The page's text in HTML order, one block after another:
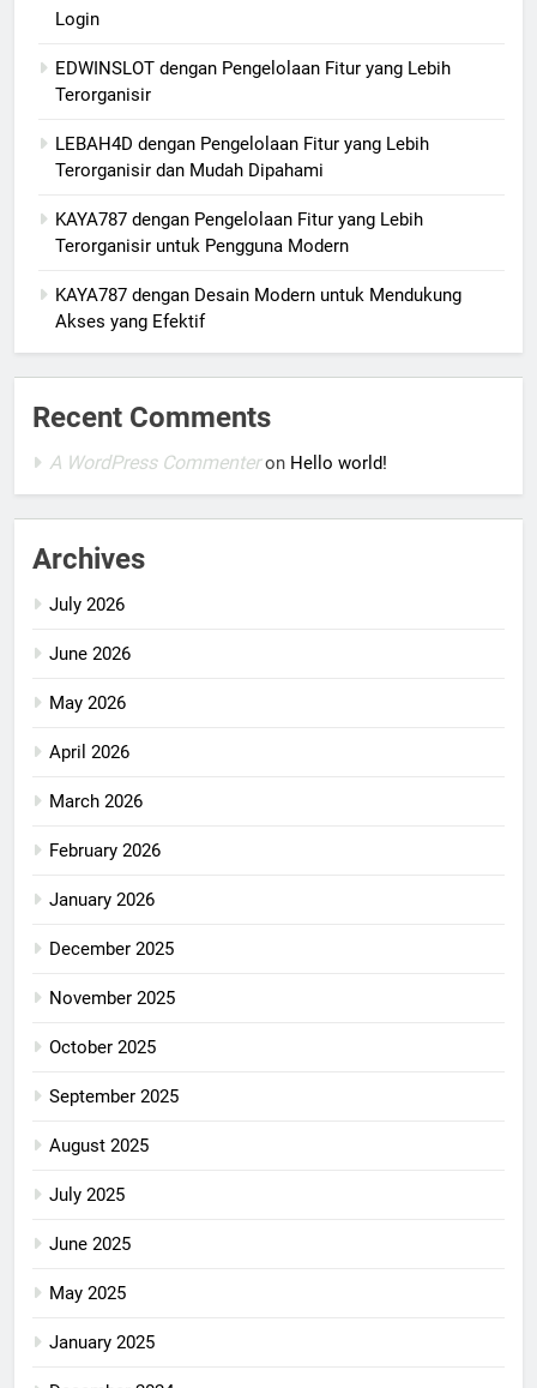
Login
EDWINSLOT dengan Pengelolaan Fitur yang Lebih
Terorganisir
LEBAH4D dengan Pengelolaan Fitur yang Lebih
Terorganisir dan Mudah Dipahami
KAYA787 dengan Pengelolaan Fitur yang Lebih
Terorganisir untuk Pengguna Modern
KAYA787 dengan Desain Modern untuk Mendukung
Akses yang Efektif
Recent Comments
A WordPress Commenteron Hello world!
Archives
July 2026
June 2026
May 2026
April 2026
March 2026
February 2026
January 2026
December 2025
November 2025
October 2025
September 2025
August 2025
July 2025
June 2025
May 2025
January 2025